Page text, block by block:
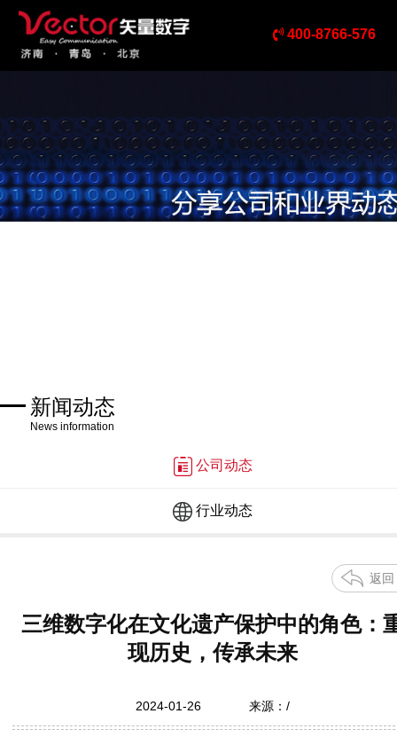
400-8766-576
新闻动态
News information
公司动态
行业动态
返回
三维数字化在文化遗产保护中的角色：
现历史，传承未来
2024-01-26 来源：/